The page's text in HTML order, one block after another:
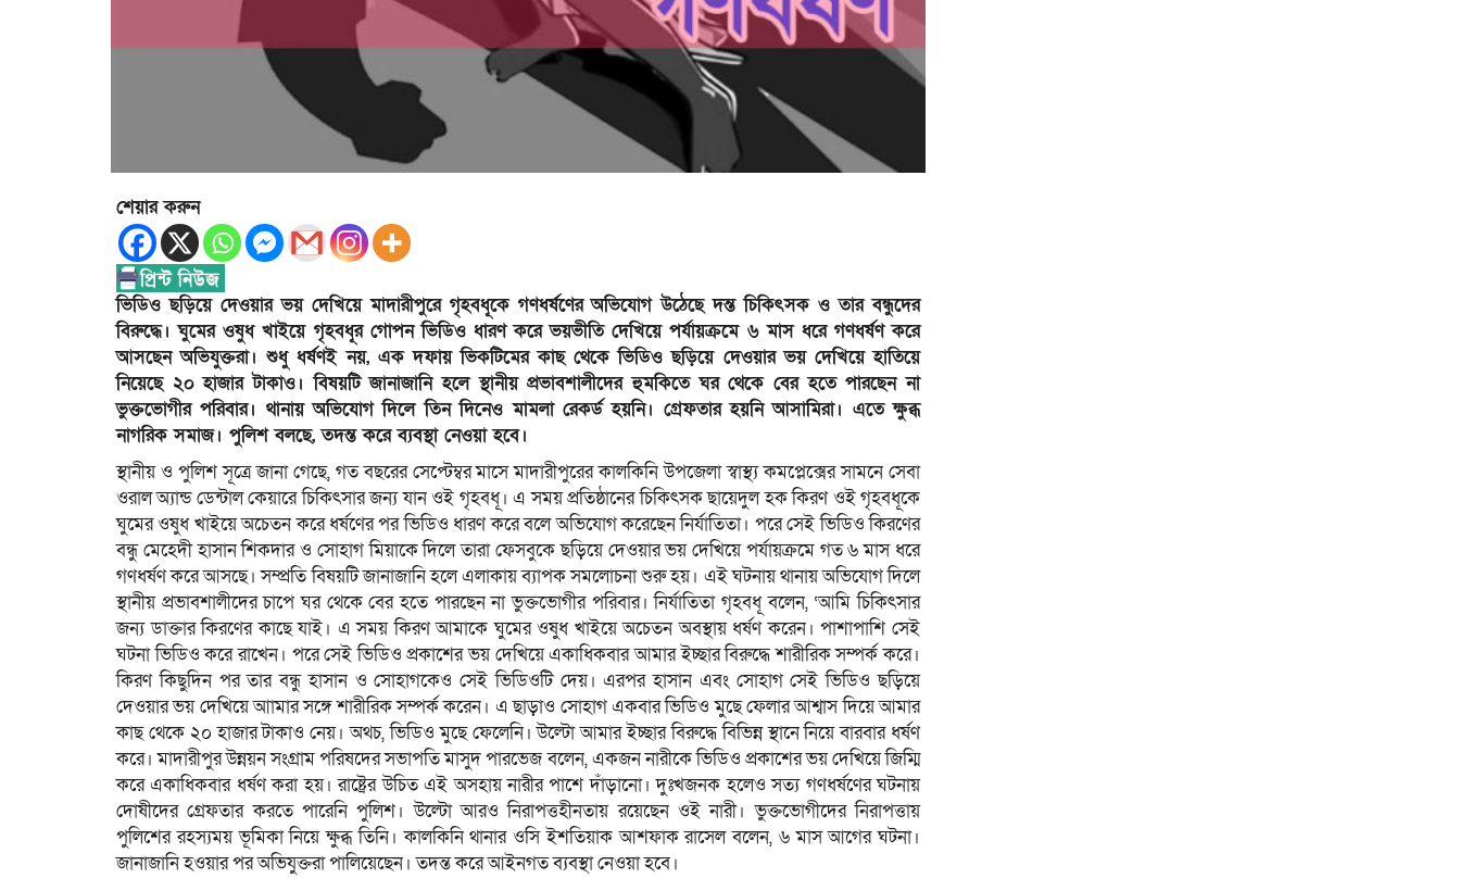
শেয়ার করুন
ভিডিও ছড়িয়ে দেওয়ার ভয় দেখিয়ে মাদারীপুরে গৃহবধূকে গণধর্ষণের অভিযোগ উঠেছে দন্ত চিকিৎসক ও তার বন্ধুদের
বিরুদ্ধে। ঘুমের ওষুধ খাইয়ে গৃহবধূর গোপন ভিডিও ধারণ করে ভয়ভীতি দেখিয়ে পর্যায়ক্রমে ৬ মাস ধরে গণধর্ষণ করে
আসছেন অভিযুক্তরা। শুধু ধর্ষণই নয়, এক দফায় ভিকটিমের কাছ থেকে ভিডিও ছড়িয়ে দেওয়ার ভয় দেখিয়ে হাতিয়ে
নিয়েছে ২০ হাজার টাকাও। বিষয়টি জানাজানি হলে স্থানীয় প্রভাবশালীদের হুমকিতে ঘর থেকে বের হতে পারছেন না
ভুক্তভোগীর পরিবার। থানায় অভিযোগ দিলে তিন দিনেও মামলা রেকর্ড হয়নি। গ্রেফতার হয়নি আসামিরা। এতে ক্ষুব্ধ
নাগরিক সমাজ। পুলিশ বলছে, তদন্ত করে ব্যবস্থা নেওয়া হবে।
স্থানীয় ও পুলিশ সূত্রে জানা গেছে, গত বছরের সেপ্টেম্বর মাসে মাদারীপুরের কালকিনি উপজেলা স্বাস্থ্য কমপ্লেক্সের সামনে সেবা
ওরাল অ্যান্ড ডেন্টাল কেয়ারে চিকিৎসার জন্য যান ওই গৃহবধূ। এ সময় প্রতিষ্ঠানের চিকিৎসক ছায়েদুল হক কিরণ ওই গৃহবধূকে
ঘুমের ওষুধ খাইয়ে অচেতন করে ধর্ষণের পর ভিডিও ধারণ করে বলে অভিযোগ করেছেন নির্যাতিতা। পরে সেই ভিডিও কিরণের
বন্ধু মেহেদী হাসান শিকদার ও সোহাগ মিয়াকে দিলে তারা ফেসবুকে ছড়িয়ে দেওয়ার ভয় দেখিয়ে পর্যায়ক্রমে গত ৬ মাস ধরে
গণধর্ষণ করে আসছে। সম্প্রতি বিষয়টি জানাজানি হলে এলাকায় ব্যাপক সমলোচনা শুরু হয়। এই ঘটনায় থানায় অভিযোগ দিলে
স্থানীয় প্রভাবশালীদের চাপে ঘর থেকে বের হতে পারছেন না ভুক্তভোগীর পরিবার। নির্যাতিতা গৃহবধূ বলেন, ‘আমি চিকিৎসার
জন্য ডাক্তার কিরণের কাছে যাই। এ সময় কিরণ আমাকে ঘুমের ওষুধ খাইয়ে অচেতন অবস্থায় ধর্ষণ করেন। পাশাপাশি সেই
ঘটনা ভিডিও করে রাখেন। পরে সেই ভিডিও প্রকাশের ভয় দেখিয়ে একাধিকবার আমার ইচ্ছার বিরুদ্ধে শারীরিক সম্পর্ক করে।
কিরণ কিছুদিন পর তার বন্ধু হাসান ও সোহাগকেও সেই ভিডিওটি দেয়। এরপর হাসান এবং সোহাগ সেই ভিডিও ছড়িয়ে
দেওয়ার ভয় দেখিয়ে আামার সঙ্গে শারীরিক সম্পর্ক করেন। এ ছাড়াও সোহাগ একবার ভিডিও মুছে ফেলার আশ্বাস দিয়ে আমার
কাছ থেকে ২০ হাজার টাকাও নেয়। অথচ, ভিডিও মুছে ফেলেনি। উল্টো আমার ইচ্ছার বিরুদ্ধে বিভিন্ন স্থানে নিয়ে বারবার ধর্ষণ
করে। মাদারীপুর উন্নয়ন সংগ্রাম পরিষদের সভাপতি মাসুদ পারভেজ বলেন, একজন নারীকে ভিডিও প্রকাশের ভয় দেখিয়ে জিম্মি
করে একাধিকবার ধর্ষণ করা হয়। রাষ্ট্রের উচিত এই অসহায় নারীর পাশে দাঁড়ানো। দুঃখজনক হলেও সত্য গণধর্ষণের ঘটনায়
দোষীদের গ্রেফতার করতে পারেনি পুলিশ। উল্টো আরও নিরাপত্তহীনতায় রয়েছেন ওই নারী। ভুক্তভোগীদের নিরাপত্তায়
পুলিশের রহস্যময় ভূমিকা নিয়ে ক্ষুব্ধ তিনি। কালকিনি থানার ওসি ইশতিয়াক আশফাক রাসেল বলেন, ৬ মাস আগের ঘটনা।
জানাজানি হওয়ার পর অভিযুক্তরা পালিয়েছেন। তদন্ত করে আইনগত ব্যবস্থা নেওয়া হবে।